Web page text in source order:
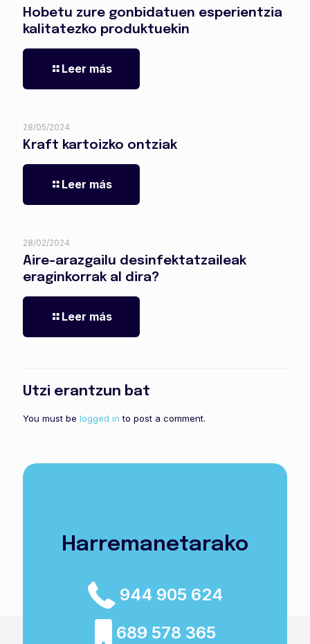
Hobetu zure gonbidatuen esperientzia
kalitatezko produktuekin
Leer más
28/05/2024
Kraft kartoizko ontziak
Leer más
28/02/2024
Aire-arazgailu desinfektatzaileak
eraginkorrak al dira?
Leer más
Utzi erantzun bat
You must be logged in to post a comment.
Harremanetarako
944 905 624
689 578 365